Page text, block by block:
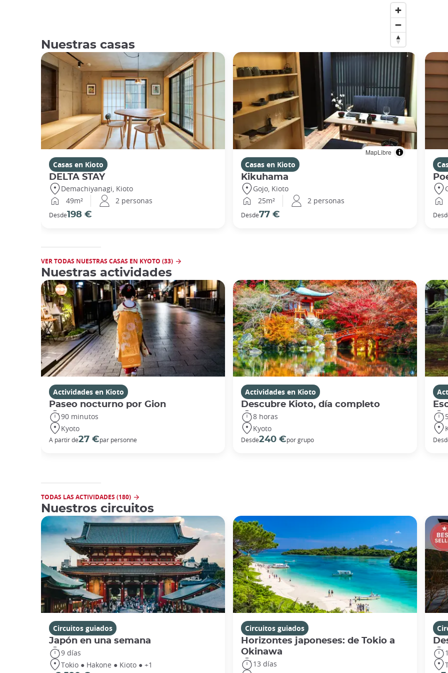
MapLibre
Nuestras casas
Casas en Kioto
DELTA STAY
Demachiyanagi, Kioto
49m²
2 personas
Desde198 €
Casas en Kioto
Kikuhama
Gojo, Kioto
25m²
2 personas
Desde77 €
VER TODAS NUESTRAS CASAS EN KYOTO (33)
Nuestras actividades
Actividades en Kioto
Paseo nocturno por Gion
90 minutos
Kyoto
A partir de27 €par personne
Actividades en Kioto
Descubre Kioto, día completo
8 horas
Kyoto
Desde240 €por grupo
TODAS LAS ACTIVIDADES (180)
Nuestros circuitos
Circuitos guiados
Japón en una semana
9 días
Tokio ● Hakone ● Kioto ● +1
Circuitos guiados
Horizontes japoneses: de Tokio a
Okinawa
13 días